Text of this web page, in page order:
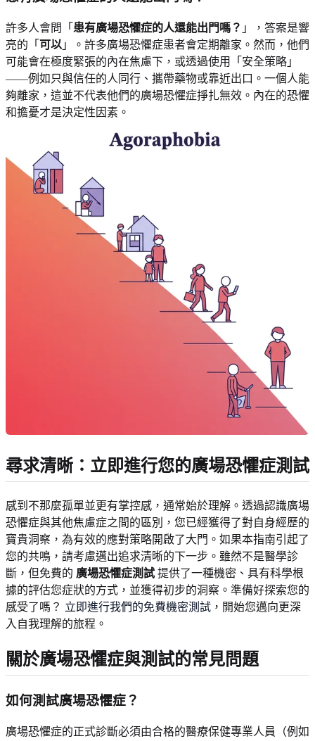
許多人會問「 患有廣場恐懼症的人還能出門嗎？ 」，答案是響
亮的「 可以 」。許多廣場恐懼症患者會定期離家。然而，他們
可能會在極度緊張的內在焦慮下，或透過使用「安全策略」
——例如只與信任的人同行、攜帶藥物或靠近出口。一個人能
夠離家，這並不代表他們的廣場恐懼症掙扎無效。內在的恐懼
和擔憂才是決定性因素。
尋求清晰：立即進行您的廣場恐懼症測試
感到不那麼孤單並更有掌控感，通常始於理解。透過認識廣場
恐懼症與其他焦慮症之間的區別，您已經獲得了對自身經歷的
寶貴洞察，為有效的應對策略開啟了大門。如果本指南引起了
您的共鳴，請考慮邁出追求清晰的下一步。雖然不是醫學診
斷，但免費的 廣場恐懼症測試 提供了一種機密、具有科學根
據的評估您症狀的方式，並獲得初步的洞察。準備好探索您的
感受了嗎？ 立即進行我們的免費機密測試 ，開始您邁向更深
入自我理解的旅程。
關於廣場恐懼症與測試的常見問題
如何測試廣場恐懼症？
廣場恐懼症的正式診斷必須由合格的醫療保健專業人員（例如